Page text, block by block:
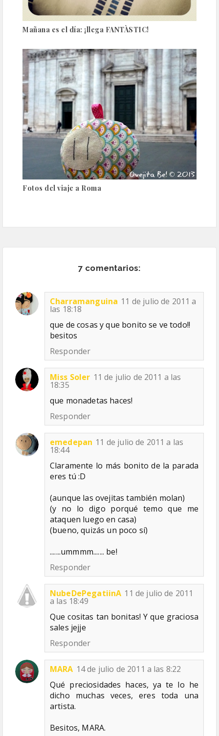
Mañana es el día: ¡llega FANTÀSTIC!
Fotos del viaje a Roma
7 comentarios:
Charramanguina 11 de julio de 2011 a
las 18:18
que de cosas y que bonito se ve todo!!
besitos
Responder
Miss Soler 11 de julio de 2011 a las
18:35
que monadetas haces!
Responder
emedepan 11 de julio de 2011 a las
18:44
Claramente lo más bonito de la parada
eres tú :D
(aunque las ovejitas también molan)
(y no lo digo porqué temo que me
ataquen luego en casa)
(bueno, quizás un poco sí)
.......ummmm....... be!
Responder
NubeDePegatiinA 11 de julio de 2011
a las 18:49
Que cositas tan bonitas! Y que graciosa
sales jejje
Responder
MARA 14 de julio de 2011 a las 8:22
Qué preciosidades haces, ya te lo he
dicho muchas veces, eres toda una
artista.
Besitos, MARA.